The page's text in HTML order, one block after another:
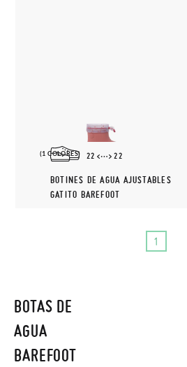
(1 COLORES) 22 22
BOTINES DE AGUA AJUSTABLES
GATITO BAREFOOT
1
BOTAS DE
AGUA
BAREFOOT